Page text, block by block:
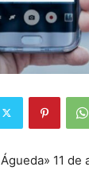
11 de